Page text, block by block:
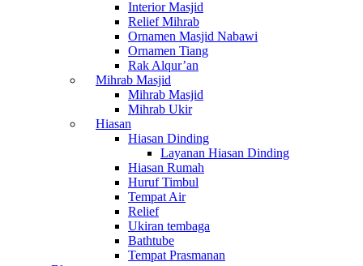
Interior Masjid
Relief Mihrab
Ornamen Masjid Nabawi
Ornamen Tiang
Rak Alqur’an
Mihrab Masjid
Mihrab Masjid
Mihrab Ukir
Hiasan
Hiasan Dinding
Layanan Hiasan Dinding
Hiasan Rumah
Huruf Timbul
Tempat Air
Relief
Ukiran tembaga
Bathtube
Tempat Prasmanan